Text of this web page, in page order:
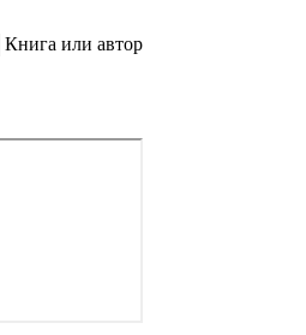
Книга или автор